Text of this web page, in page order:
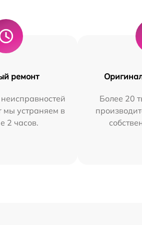
ремонт
мы устраняем в
2 часов.
Более 20